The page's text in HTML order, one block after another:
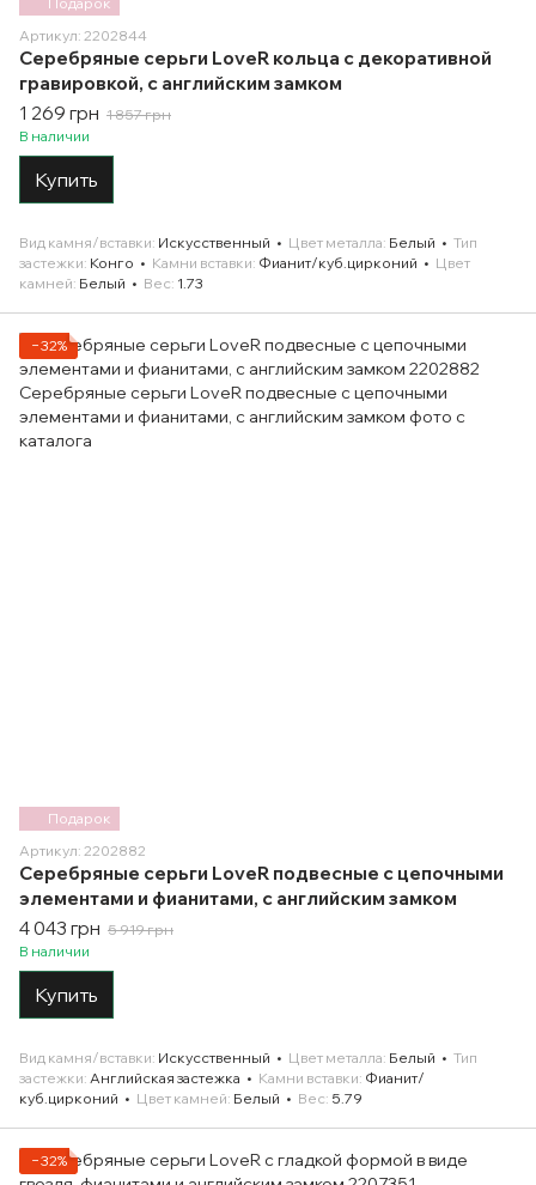
Артикул: 2202844
Серебряные серьги LoveR кольца с декоративной
гравировкой, с английским замком
1 269 грн 1 857 грн
В наличии
Купить
Вид камня/вставки Искусственный Цвет металла Белый
Тип
застежки Конго Камни вставки Фианит/куб.цирконий
Цвет
камней Белый Вес 1.73
Подарок
−32%
Артикул: 2202882
Серебряные серьги LoveR подвесные с цепочными
элементами и фианитами, с английским замком
4 043 грн 5 919 грн
В наличии
Купить
Вид камня/вставки Искусственный Цвет металла Белый
Тип
застежки Английская застежка Камни вставки Фианит/
куб.цирконий
Цвет камней Белый Вес 5.79
−32%